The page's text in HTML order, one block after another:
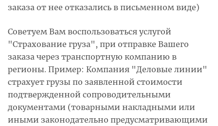
заказа от нее отказались в письменном виде)
Советуем Вам воспользоваться услугой
"Страхование груза", при отправке Вашего
заказа через транспортную компанию в
регионы. Пример: Компания "Деловые линии"
страхует грузы по заявленной стоимости
подтвержденной сопроводительными
документами (товарными накладными или
иными законодательно предусматривающими